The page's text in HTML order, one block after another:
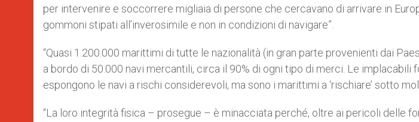
per intervenire e soccorrere migliaia di persone che cercavano di arrivare in
gommoni stipati all’inverosimile e non in condizioni di navigare”.
“Quasi 1.200.000 marittimi di tutte le nazionalità (in gran parte provenienti dai
a bordo di 50.000 navi mercantili, circa il 90% di ogni tipo di merci. Le implacabili
espongono le navi a rischi considerevoli, ma sono i marittimi a ‘rischiare’ sotto
“La loro integrità fisica – prosegue – è minacciata perché, oltre ai pericoli delle